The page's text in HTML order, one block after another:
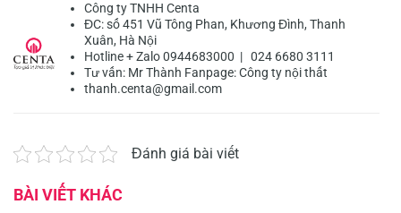
Công ty TNHH Centa
ĐC: số 451 Vũ Tông Phan, Khương Đình, Thanh
Xuân, Hà Nội
Hotline + Zalo 0944683000 | 024 6680 3111
Tư vấn: Mr Thành Fanpage:Công ty nội thất
thanh.centa@gmail.com
Đánh giá bài viết
BÀI VIẾT KHÁC